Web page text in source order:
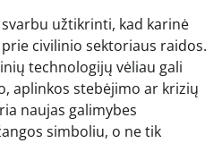
užtikrinti, kad karinė
civilinio sektoriaus raidos.
technologijų vėliau gali
aplinkos stebėjimo ar krizių
naujas galimybes
simboliu, o ne tik